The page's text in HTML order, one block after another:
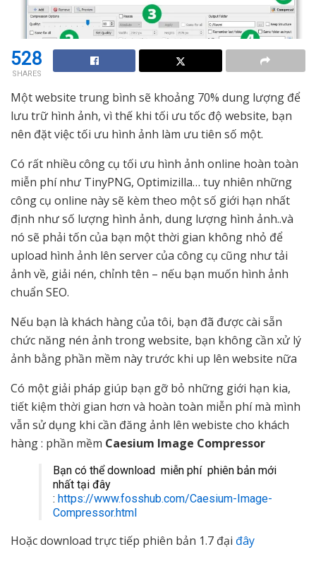
528
SHARES
Một website trung bình sẽ khoảng 70% dung lượng để
lưu trữ hình ảnh, vì thế khi tối ưu tốc độ website, bạn
nên đặt việc tối ưu hình ảnh làm ưu tiên số một.
Có rất nhiều công cụ tối ưu hình ảnh online hoàn toàn
miễn phí như TinyPNG, Optimizilla… tuy nhiên những
công cụ online này sẽ kèm theo một số giới hạn nhất
định như số lượng hình ảnh, dung lượng hình ảnh..và
nó sẽ phải tốn của bạn một thời gian không nhỏ để
upload hình ảnh lên server của công cụ cũng như tải
ảnh về, giải nén, chỉnh tên – nếu bạn muốn hình ảnh
chuẩn SEO.
Nếu bạn là khách hàng của tôi, bạn đã được cài sẵn
chức năng nén ảnh trong website, bạn không cần xử lý
ảnh bằng phần mềm này trước khi up lên website nữa
Có một giải pháp giúp bạn gỡ bỏ những giới hạn kia,
tiết kiệm thời gian hơn và hoàn toàn miễn phí mà mình
vẫn sử dụng khi cần đăng ảnh lên webiste cho khách
hàng : phần mềm Caesium Image Compressor
Bạn có thể download miễn phí phiên bản mới
nhất tại đây
: https://www.fosshub.com/Caesium-Image-
Compressor.html
Hoặc download trực tiếp phiên bản 1.7 đại đây